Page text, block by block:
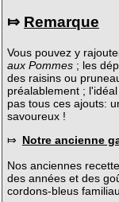
⤇ Remarque
Vous pouvez y
aux Pommes; les
des raisins ou
préalablement ;
pas tous ces ajouts:
savoureux !
⤇ Notre ancienne
Nos anciennes
des années et des
cordons-bleus